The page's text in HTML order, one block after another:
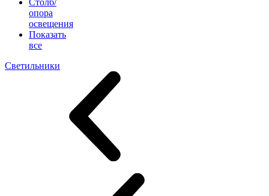
Столб/
опора
освещения
Показать
все
Светильники